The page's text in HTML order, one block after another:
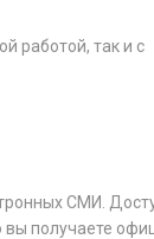
работой, так и с
СМИ.
вы получаете